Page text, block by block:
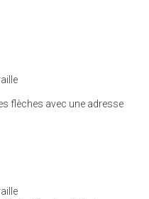
flèches avec une adresse